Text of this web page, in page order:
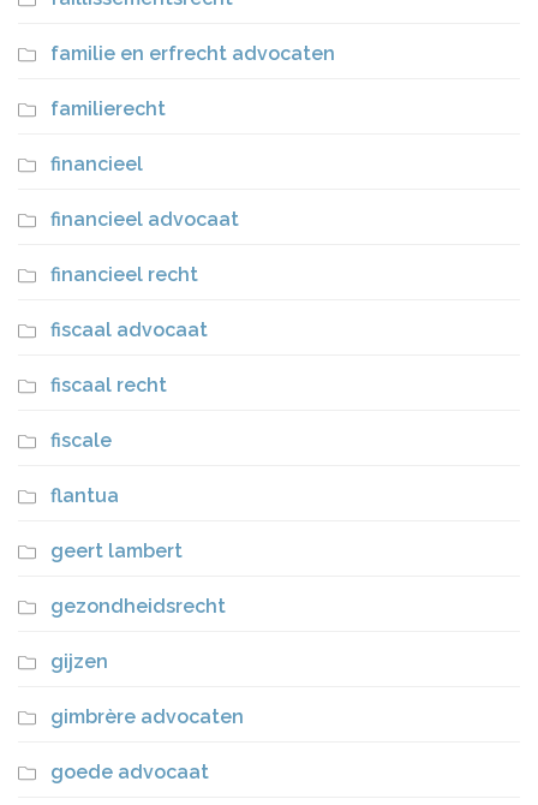
familie en erfrecht advocaten
familierecht
financieel
financieel advocaat
financieel recht
fiscaal advocaat
fiscaal recht
fiscale
flantua
geert lambert
gezondheidsrecht
gijzen
gimbrère advocaten
goede advocaat